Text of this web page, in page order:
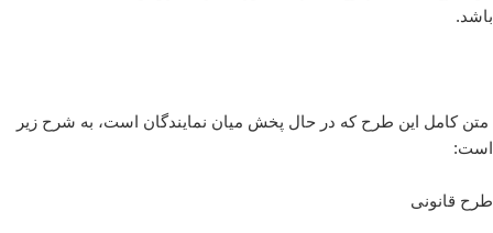
باشد.
متن کامل این طرح که در حال پخش میان نمایندگان است، به شرح زیر
است:
طرح قانونی